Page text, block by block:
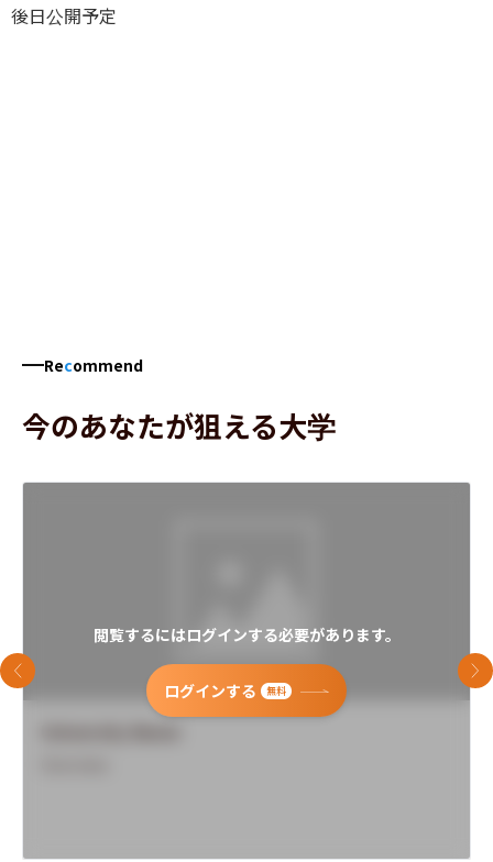
後日公開予定
Recommend
今のあなたが狙える大学
閲覧するにはログインする必要があります。
ログインする 無料
前のスライド 次